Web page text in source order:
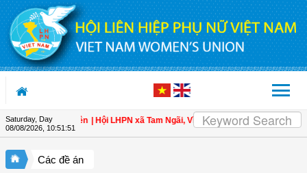
Skip to Content
Saturday, Day
08/08/2026, 10:51:53
cho hội viên | Hội LHPN xã Tam Ngãi, Vĩnh Long sơ kết công tác Hội và
Các đề án